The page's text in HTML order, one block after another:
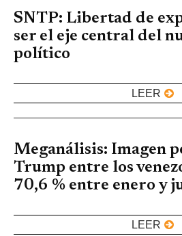
SNTP: Libertad de
ser el eje central del
político
LEER
Meganálisis: Imagen
Trump entre los
70,6 % entre enero y
LEER